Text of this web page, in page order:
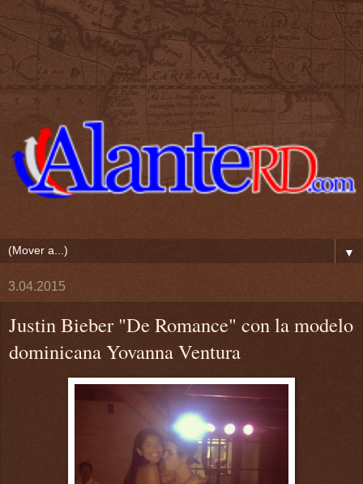
▼
3.04.2015
Justin Bieber "De Romance" con la modelo
dominicana Yovanna Ventura